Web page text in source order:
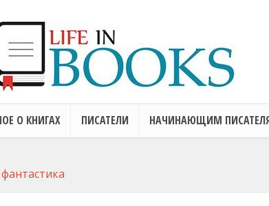
О КНИГАХ ПИСАТЕЛИ НАЧИНАЮЩИМ